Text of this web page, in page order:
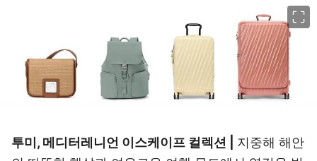
투미, 메디터레니언 이스케이프 컬렉션 | 지중해 해안